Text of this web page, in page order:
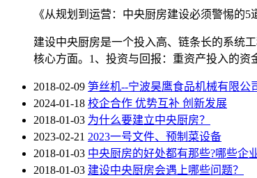
《从规划到运营：中央厨房建设必须警惕的5
建设中央厨房是一个投入高、链条长的系统
核心方面。1、投资与回报：重资产投入的
2018-02-09 笋丝机--宁波昊鹰食品机械有限公
2024-01-18 校企合作 优势互补 创新发展
2018-01-03 为什么要建立中央厨房？
2023-02-21 2023一号文件、预制菜设备
2018-01-03 中央厨房的好处都有那些?哪些企
2018-01-03 建设中央厨房会遇上哪些问题？